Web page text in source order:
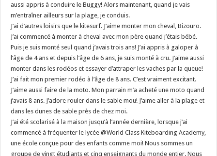
aussi appris à conduire le Buggy! Alors maintenant, quand je vais
m’entraîner ailleurs sur la plage, je conduis.
J’ai d’autres loisirs que le kitesurf. J’aime monter mon cheval, Bizouro.
J’ai commencé à monter à cheval avec mon père quand j’étais bébé.
Puis je suis monté seul quand j’avais trois ans! J’ai appris à galoper à
l’âge de 4 ans et depuis l’âge de 6 ans, je suis monté à cru. J’aime aussi
monter dans les rodéos et essayer d’attraper les vaches par la queue!
J’ai fait mon premier rodéo à l’âge de 8 ans. C’est vraiment excitant.
J’aime aussi faire de la moto. Mon parrain m’a acheté une moto quand
j’avais 8 ans. J’adore rouler dans le sable mou! J’aime aller à la plage et
dans les dunes de sable près de chez moi.
J’ai été scolarisé à la maison jusqu’à l’année dernière, lorsque j’ai
commencé à fréquenter le lycée @World Class Kiteboarding Academy,
une école conçue pour des enfants comme moi! Nous sommes un
groupe de vingt étudiants et cinq enseignants du monde entier. Nous